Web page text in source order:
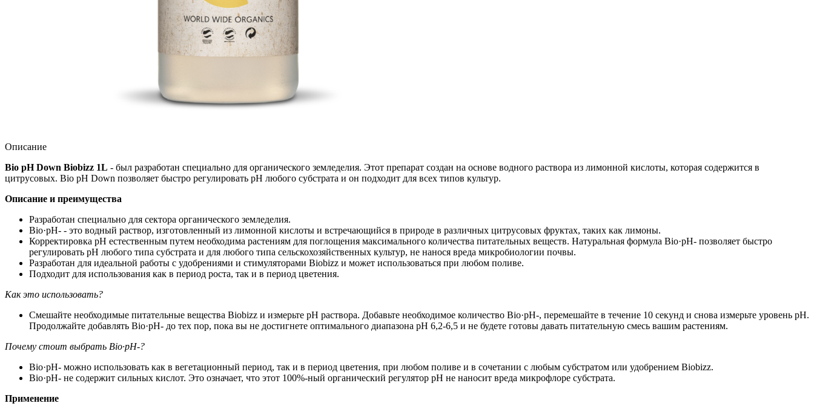
Описание
Bio pH Down Biobizz 1L - был разработан специально для органического земледелия. Этот препарат создан на основе водного раствора из лимонной кислоты, которая содержится в
цитрусовых. Bio pH Down позволяет быстро регулировать pH любого субстрата и он подходит для всех типов культур.
Описание и преимущества
Разработан специально для сектора органического земледелия.
Bio·pH- - это водный раствор, изготовленный из лимонной кислоты и встречающийся в природе в различных цитрусовых фруктах, таких как лимоны.
Корректировка рН естественным путем необходима растениям для поглощения максимального количества питательных веществ. Натуральная формула Bio·pH- позволяет быстро
регулировать pH любого типа субстрата и для любого типа сельскохозяйственных культур, не нанося вреда микробиологии почвы.
Разработан для идеальной работы с удобрениями и стимуляторами Biobizz и может использоваться при любом поливе.
Подходит для использования как в период роста, так и в период цветения.
Как это использовать?
Смешайте необходимые питательные вещества Biobizz и измерьте pH раствора. Добавьте необходимое количество Bio·pH-, перемешайте в течение 10 секунд и снова измерьте уровень pH.
Продолжайте добавлять Bio·pH- до тех пор, пока вы не достигнете оптимального диапазона pH 6,2-6,5 и не будете готовы давать питательную смесь вашим растениям.
Почему стоит выбрать Bio·pH-?
Bio·pH- можно использовать как в вегетационный период, так и в период цветения, при любом поливе и в сочетании с любым субстратом или удобрением Biobizz.
Bio·pH- не содержит сильных кислот. Это означает, что этот 100%-ный органический регулятор pH не наносит вреда микрофлоре субстрата.
Применение